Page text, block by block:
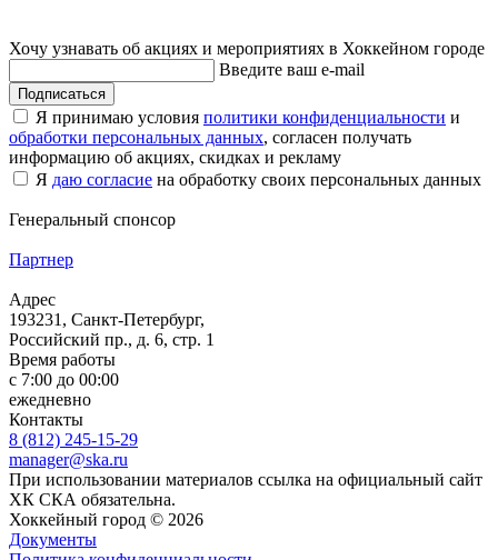
Хочу узнавать об акциях и мероприятиях в Хоккейном городе
Введите ваш e-mail
Подписаться
Я принимаю условия политики конфиденциальности и
обработки персональных данных, согласен получать
информацию об акциях, скидках и рекламу
Я даю согласие на обработку своих персональных данных
Генеральный спонсор
Партнер
Адрес
193231, Санкт-Петербург,
Российский пр., д. 6, стр. 1
Время работы
с 7:00 до 00:00
ежедневно
Контакты
8 (812) 245-15-29
manager@ska.ru
При использовании материалов ссылка на официальный сайт
ХК СКА обязательна.
Хоккейный город © 2026
Документы